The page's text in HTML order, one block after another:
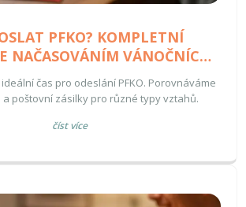
PFKO? KOMPLETNÍ
NAČASOVÁNÍM VÁNOČNÍCH
PŘÁNÍ
čas pro odeslání PFKO. Porovnáváme
a poštovní zásilky pro různé typy vztahů.
číst více